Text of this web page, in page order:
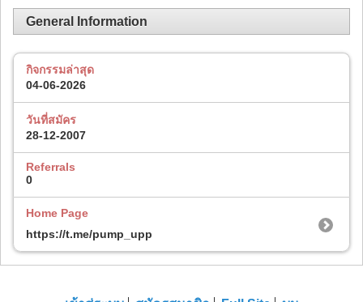
General Information
กิจกรรมล่าสุด
04-06-2026
วันที่สมัคร
28-12-2007
Referrals
0
Home Page
https://t.me/pump_upp